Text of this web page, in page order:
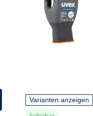
Varianten anzeigen